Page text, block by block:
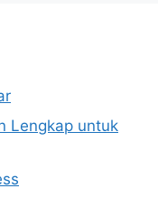
Lengkap untuk